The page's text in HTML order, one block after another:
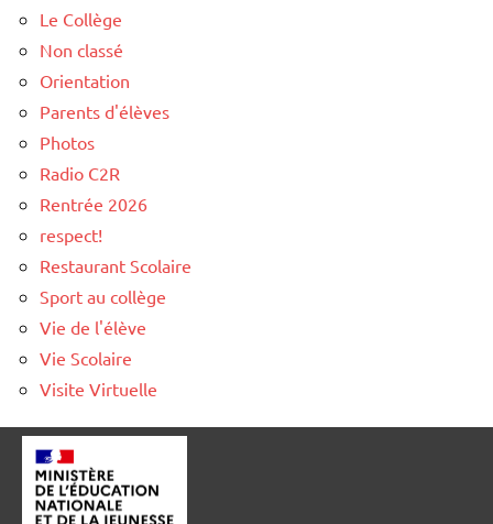
Le Collège
Non classé
Orientation
Parents d'élèves
Photos
Radio C2R
Rentrée 2026
respect!
Restaurant Scolaire
Sport au collège
Vie de l'élève
Vie Scolaire
Visite Virtuelle